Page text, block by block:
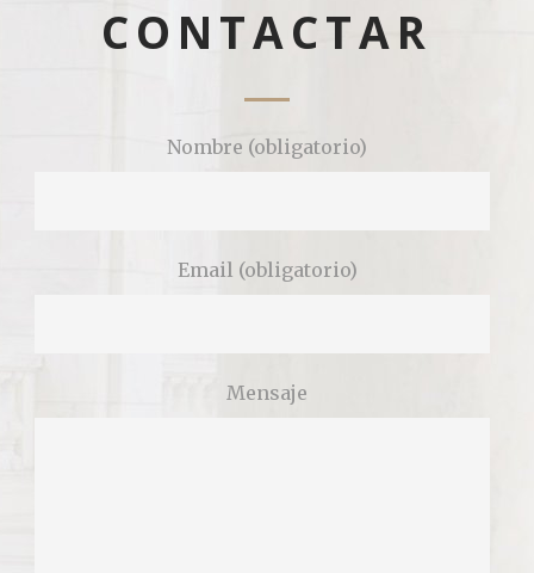
CONTACTAR
Nombre (obligatorio)
Email (obligatorio)
Mensaje